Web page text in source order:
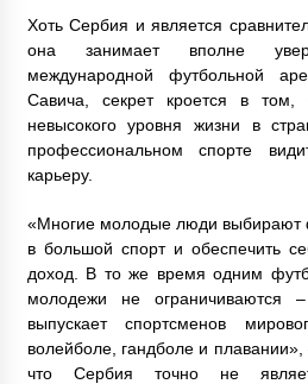
Хоть Сербия и является
она занимает вполне
международной футбольной
Савича, секрет кроется в том,
невысокого уровня жизни в
профессиональном спорте
карьеру.
«Многие молодые люди выбирают
в большой спорт и обеспечить
доход. В то же время одним
молодежи не ограничиваются
выпускает спортсменов
волейболе, гандболе и плавании»,
что Сербия точно не